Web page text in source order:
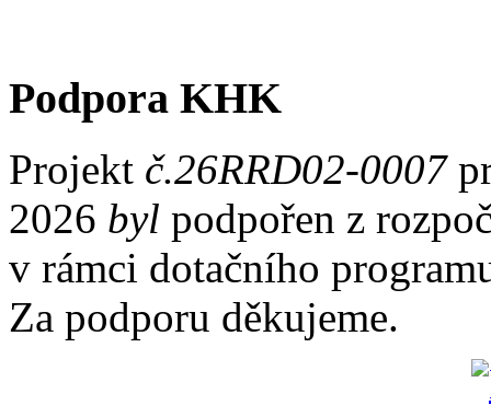
Podpora KHK
Projekt č.26RRD02-0007
2026 byl podpořen z
v rámci dotačního
Za podporu děkujeme.